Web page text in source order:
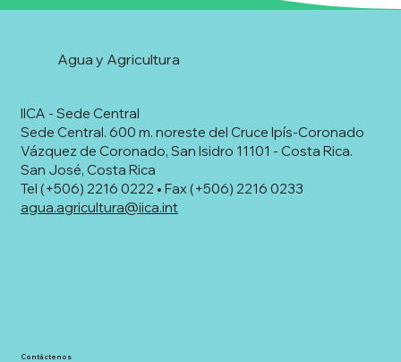
IICA - Sede Central
Sede Central. 600 m. noreste del Cruce Ipís-Coronado
Vázquez de Coronado, San Isidro 11101 - Costa Rica.
San José, Costa Rica
Tel (+506) 2216 0222 • Fax (+506) 2216 0233
agua.agricultura@iica.int
Agua y Agricultura
Contáctenos